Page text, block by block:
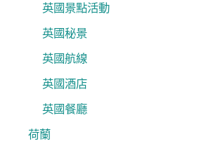
英國景點活動
英國秘景
英國航線
英國酒店
英國餐廳
荷蘭